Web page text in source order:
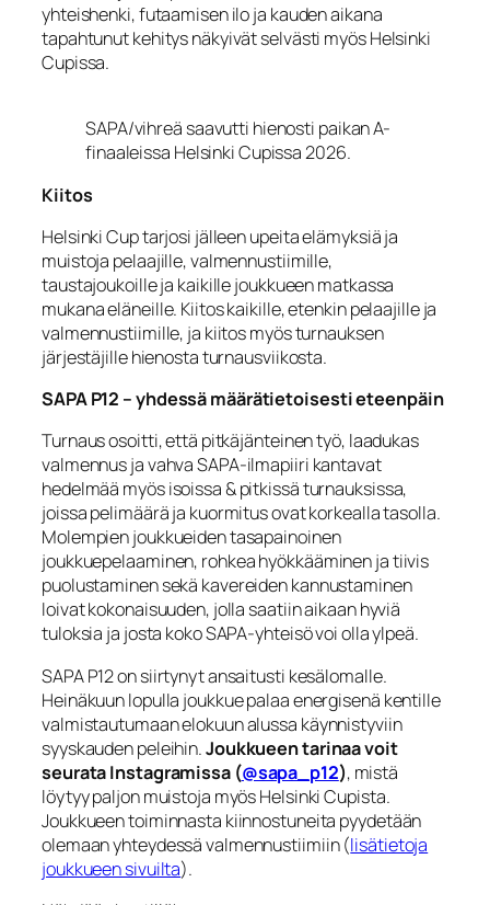
yhteishenki, futaamisen ilo ja kauden aikana
tapahtunut kehitys näkyivät selvästi myös Helsinki
Cupissa.
SAPA/vihreä saavutti hienosti paikan A-
finaaleissa Helsinki Cupissa 2026.
Kiitos
Helsinki Cup tarjosi jälleen upeita elämyksiä ja
muistoja pelaajille, valmennustiimille,
taustajoukoille ja kaikille joukkueen matkassa
mukana eläneille. Kiitos kaikille, etenkin pelaajille ja
valmennustiimille, ja kiitos myös turnauksen
järjestäjille hienosta turnausviikosta.
SAPA P12 – yhdessä määrätietoisesti eteenpäin
Turnaus osoitti, että pitkäjänteinen työ, laadukas
valmennus ja vahva SAPA‑ilmapiiri kantavat
hedelmää myös isoissa & pitkissä turnauksissa,
joissa pelimäärä ja kuormitus ovat korkealla tasolla.
Molempien joukkueiden tasapainoinen
joukkuepelaaminen, rohkea hyökkääminen ja tiivis
puolustaminen sekä kavereiden kannustaminen
loivat kokonaisuuden, jolla saatiin aikaan hyviä
tuloksia ja josta koko SAPA‑yhteisö voi olla ylpeä.
SAPA P12 on siirtynyt ansaitusti kesälomalle.
Heinäkuun lopulla joukkue palaa energisenä kentille
valmistautumaan elokuun alussa käynnistyviin
syyskauden peleihin.Joukkueen tarinaa voit
seurata Instagramissa (@sapa_p12), mistä
löytyy paljon muistoja myös Helsinki Cupista.
Joukkueen toiminnasta kiinnostuneita pyydetään
olemaan yhteydessä valmennustiimiin (lisätietoja
joukkueen sivuilta).